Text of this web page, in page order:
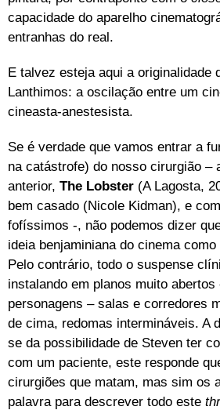
capacidade do aparelho
entranhas do real.
E talvez esteja aqui a originalidade
Lanthimos: a oscilação entre um
cineasta-anestesista.
Se é verdade que vamos entrar a
na catástrofe) do nosso cirurgião –
anterior, The Lobster (A Lagosta,
bem casado (Nicole Kidman), e
fofíssimos -, não podemos dizer
ideia benjaminiana do cinema
Pelo contrário, todo o suspense
instalando em planos muito
personagens – salas e corredores
de cima, redomas intermináveis. A
se da possibilidade de Steven ter
com um paciente, este responde
cirurgiões que matam, mas sim os
palavra para descrever todo este